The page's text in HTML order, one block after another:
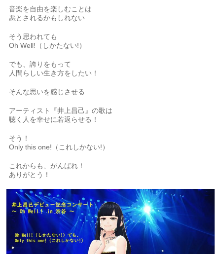
音楽を自由を楽しむことは
悪とされるかもしれない
そう思われても
Oh Well!（しかたない!）
でも、誇りをもって
人間らしい生き方をしたい！
そんな思いを感じさせる
アーティスト『井上昌己』の歌は
聴く人を幸せに若返らせる！
そう！
Only this one!（これしかない!）
これからも、がんばれ！
ありがとう！